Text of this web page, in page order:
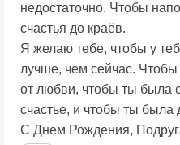
недостаточно. Чтобы
счастья до краёв.
Я желаю тебе, чтобы у
лучше, чем сейчас. Чтобы
от любви, чтобы ты была
счастье, и чтобы ты была
С Днем Рождения,